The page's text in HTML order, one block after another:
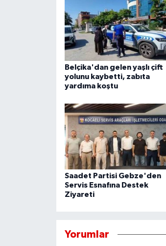
Belçika'dan gelen yaşlı çift
yolunu kaybetti, zabıta
yardıma koştu
Saadet Partisi Gebze'den
Servis Esnafına Destek
Ziyareti
Yorumlar